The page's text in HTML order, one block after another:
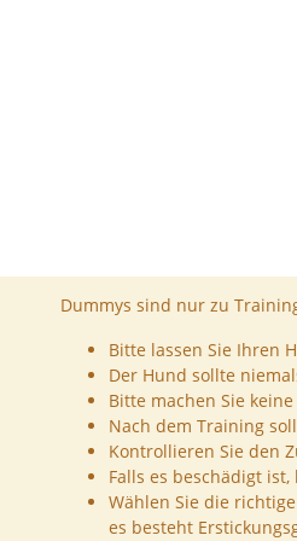
Dummys sind nur zu
Bitte lassen Sie Ihren
Der Hund sollte
Bitte machen Sie
Nach dem Training
Kontrollieren Sie den
Falls es beschädigt
Wählen Sie die
es besteht